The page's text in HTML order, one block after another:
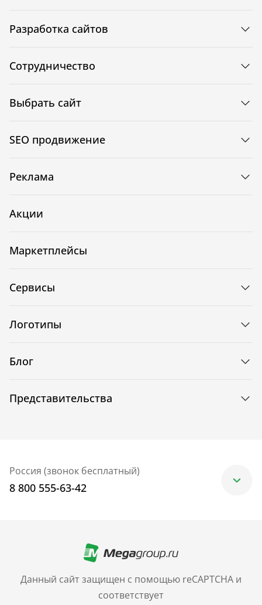
Данный сайт защищен с помощью reCAPTCHA и
соответствует
Разработка сайтов
Сотрудничество
Выбрать сайт
SEO продвижение
Реклама
Акции
Маркетплейсы
Сервисы
Логотипы
Блог
Представительства
Россия (звонок бесплатный)
8 800 555-63-42
+7 (499) 705-30-10
Санкт-Петербург
+7 (812) 600-77-33